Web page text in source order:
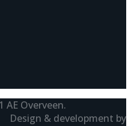
AE Overveen.
Design & development by